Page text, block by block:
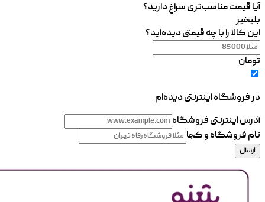
آیا قیمت مناسب‌تری سراغ دارید؟
بلیخیر
این کالا را با چه قیمتی دیده‌اید؟
تومان
در فروشگاه اینترنتی دیده‌ام
آدرس اینترنتی فروشگاه
نام فروشگاه و کجا